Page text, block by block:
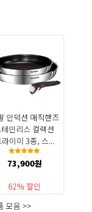
인덕션 매직핸즈
인리스 컬렉션
라이미 3종, 스...
73,900원
62% 할인
모음 >>